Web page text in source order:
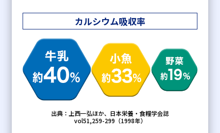
カルシウム吸収率
出典：上西一弘ほか、日本栄養・食糧学会誌
vol51,259-299（1998年）